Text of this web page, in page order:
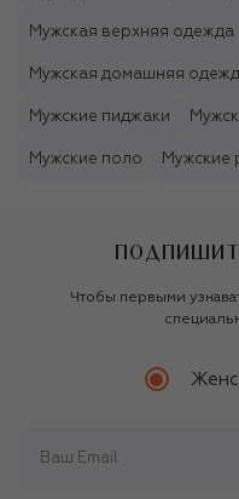
Мужская верхняя одежда
Мужская домашняя
Мужские пиджаки
Мужские поло Мужские
Чтобы первыми